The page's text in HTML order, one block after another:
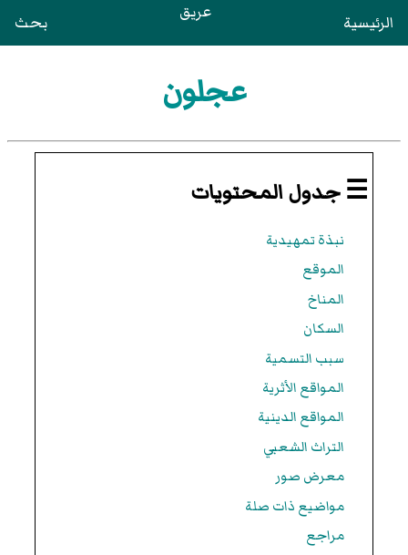
الرئيسية عريق بحث
عجلون
☰ جدول المحتويات
نبذة تمهيدية
الموقع
المناخ
السكان
سبب التسمية
المواقع الأثرية
المواقع الدينية
التراث الشعبي
معرض صور
مواضيع ذات صلة
مراجع